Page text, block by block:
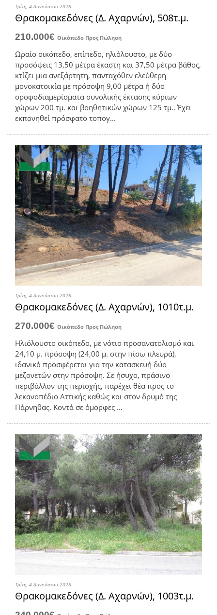
Τρίτη, 4 Αυγούστου 2026
Θρακομακεδόνες (Δ. Αχαρνών), 508τ.μ.
210.000€Οικόπεδο Προς Πώληση
Ωραίο οικόπεδο, επίπεδο, ηλιόλουστο, με δύο
προσόψεις 13,50 μέτρα έκαστη και 37,50 μέτρα βάθος,
κτίζει μια ανεξάρτητη, πανταχόθεν ελεύθερη
μονοκατοικία με πρόσοψη 9,00 μέτρα ή δύο
οροφοδιαμερίσματα συνολικής έκτασης κύριων
χώρων 200 τμ. και βοηθητικών χώρων 125 τμ.. Έχει
εκπονηθεί πρόσφατο τοπογ...
Τρίτη, 4 Αυγούστου 2026
Θρακομακεδόνες (Δ. Αχαρνών), 1010τ.μ.
270.000€Οικόπεδο Προς Πώληση
Ηλιόλουστο οικόπεδο, με νότιο προσανατολισμό και
24,10 μ. πρόσοψη (24,00 μ. στην πίσω πλευρά),
ιδανικά προσφέρεται για την κατασκευή δύο
μεζονετών στην πρόσοψη. Σε ήσυχο, πράσινο
περιβάλλον της περιοχής, παρέχει θέα προς το
λεκανοπέδιο Αττικής καθώς και στον δρυμό της
Πάρνηθας. Κοντά σε όμορφες ...
Τρίτη, 4 Αυγούστου 2026
Θρακομακεδόνες (Δ. Αχαρνών), 1003τ.μ.